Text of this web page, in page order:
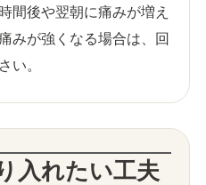
間後や翌朝に痛みが増え
みが強くなる場合は、回
い。
入れたい工夫